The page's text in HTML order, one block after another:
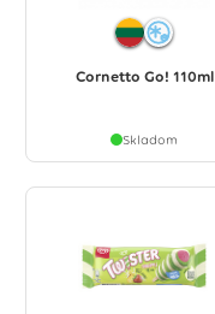
Cornetto Go! 110ml
Skladom